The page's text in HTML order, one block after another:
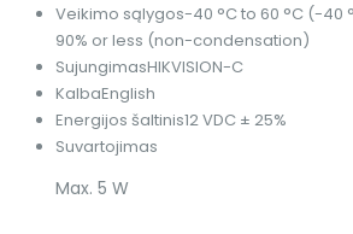
Veikimo sąlygos-40 °C to 60 °C (-40
90% or less (non-condensation)
SujungimasHIKVISION-C
KalbaEnglish
Energijos šaltinis12 VDC ± 25%
Suvartojimas
Max. 5 W